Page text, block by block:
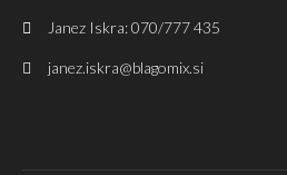
Janez Iskra: 070/777 435
janez.iskra@blagomix.si